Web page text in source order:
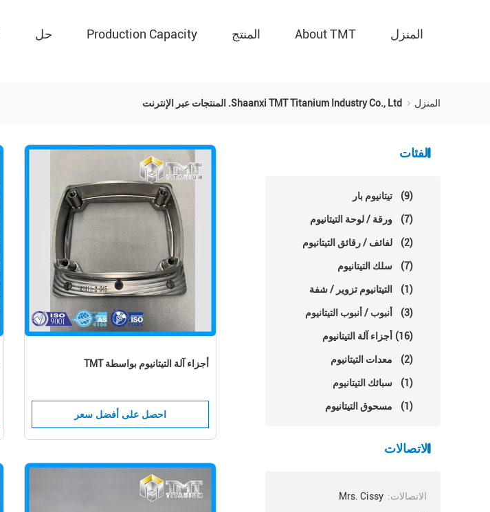
المنزل About TMT المنتج Production Capacity حل
المنزل Shaanxi TMT Titanium Industry Co., Ltd. المنتجات عبر الإنترنت
الفئات
تيتانيوم بار (9)
ورقة / لوحة التيتانيوم (7)
لفائف / رقائق التيتانيوم (2)
سلك التيتانيوم (7)
التيتانيوم تزوير / شفة (1)
أنبوب / أنبوب التيتانيوم (3)
أجزاء آلة التيتانيوم (16)
معدات التيتانيوم (2)
سبائك التيتانيوم (1)
مسحوق التيتانيوم (1)
الاتصالات
الاتصالات: Mrs. Cissy
أجزاء آلة التيتانيوم بواسطة TMT
احصل على أفضل سعر